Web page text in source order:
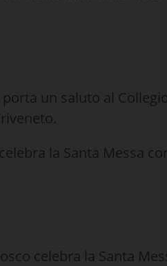
un saluto al
la Santa Messa
celebra la Santa